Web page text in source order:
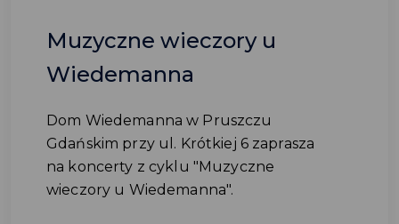
Muzyczne wieczory u
Wiedemanna
Dom Wiedemanna w Pruszczu
Gdańskim przy ul. Krótkiej 6 zaprasza
na koncerty z cyklu "Muzyczne
wieczory u Wiedemanna".